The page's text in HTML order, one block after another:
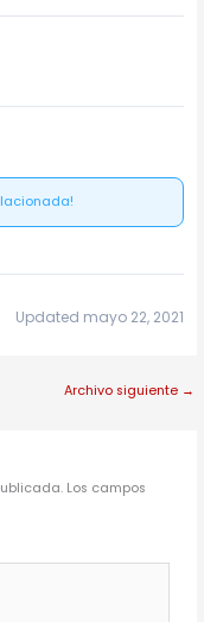
Updated mayo 22, 2021
Archivo siguiente →
Los campos